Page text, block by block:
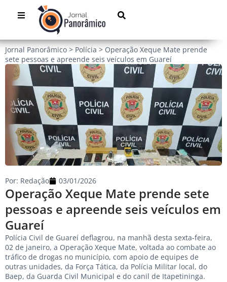
Jornal Panorâmico > Polícia > Operação Xeque Mate prende
sete pessoas e apreende seis veículos em Guareí
Operação Xeque Mate prende sete
pessoas e apreende seis veículos em
Guareí
Por: Redação 03/01/2026
Polícia Civil de Guareí deflagrou, na manhã desta sexta-feira,
02 de janeiro, a Operação Xeque Mate, voltada ao combate ao
tráfico de drogas no município, com apoio de equipes de
outras unidades, da Força Tática, da Polícia Militar local, do
Baep, da Guarda Civil Municipal e do canil de Itapetininga.